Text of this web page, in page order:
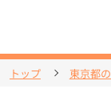
トップ 東京都